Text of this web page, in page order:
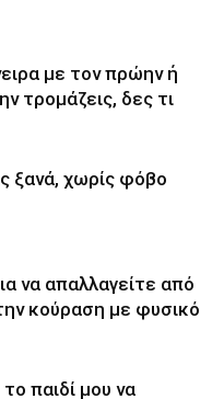
με τον πρώην ή
τρομάζεις, δες τι
ξανά, χωρίς φόβο
να απαλλαγείτε από
κούραση με φυσικό
παιδί μου να